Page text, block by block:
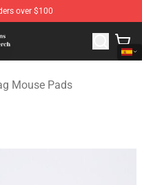
over $100
Merchandise Shop
Mouse Pads